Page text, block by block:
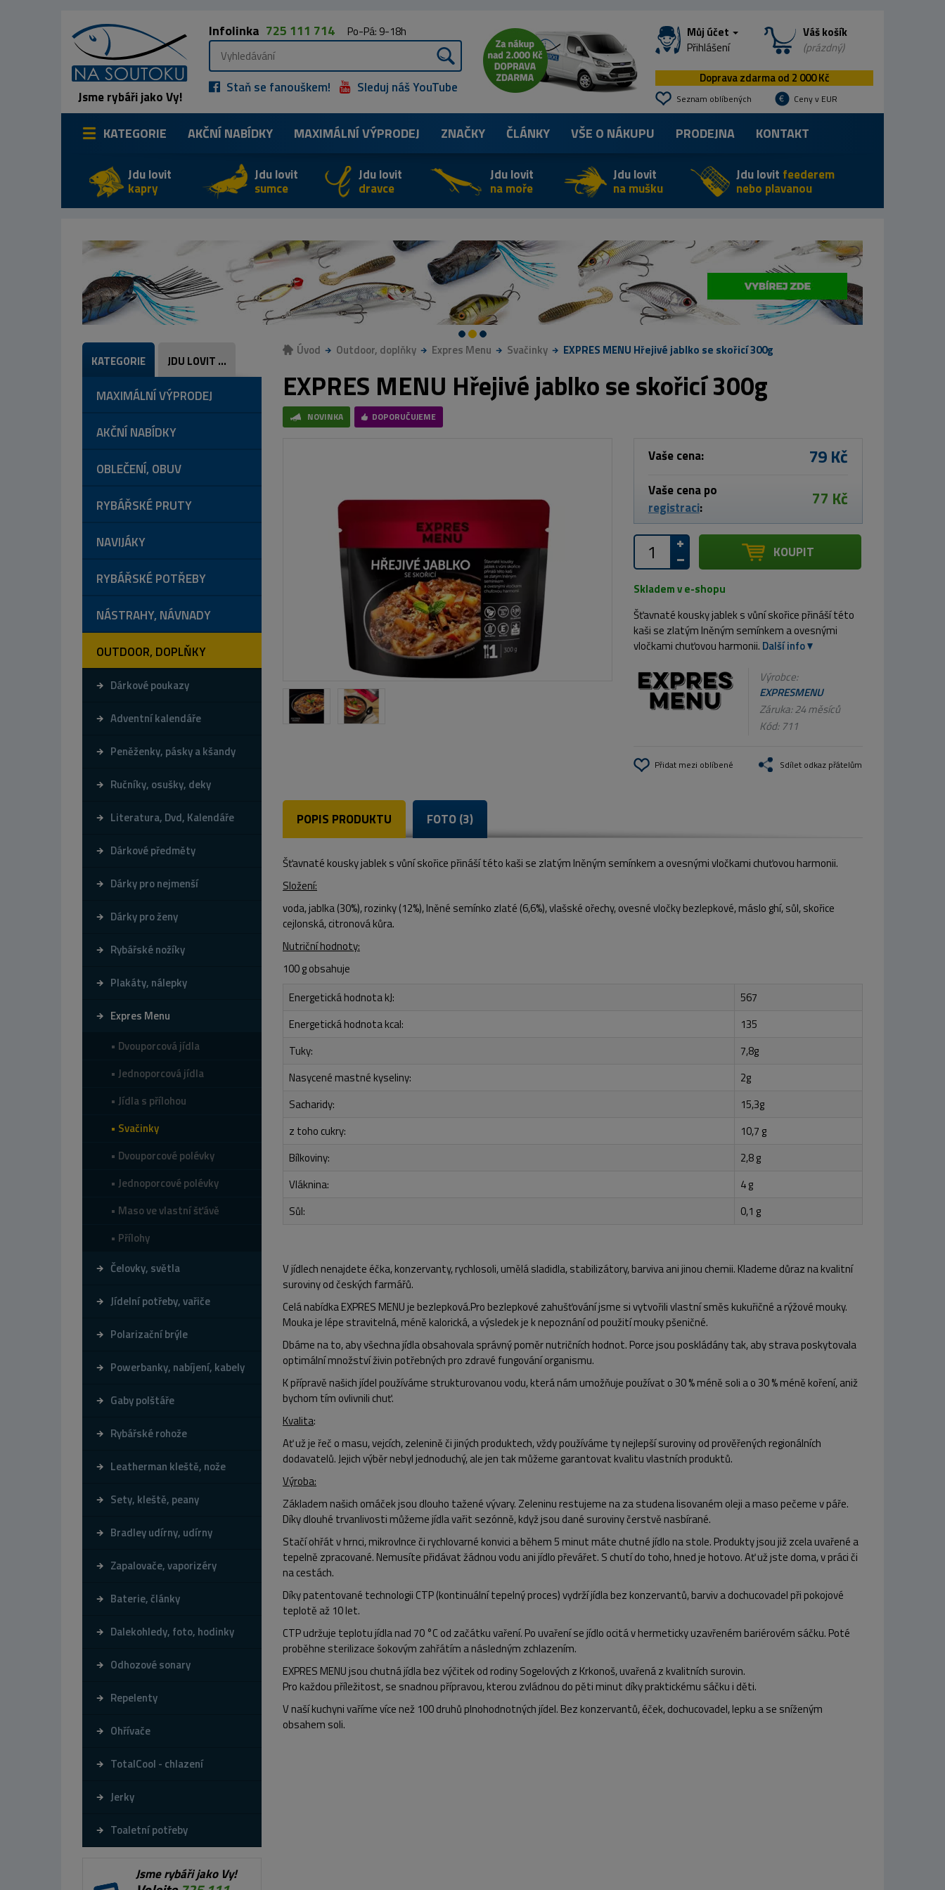
Jsme rybáři jako Vy!
Infolinka 725 111 714 Po-Pá: 9-18h
Staň se fanouškem! Sleduj náš YouTube
Můj účet
Přihlášení
Váš košík
(prázdný)
Doprava zdarma od 2 000 Kč
Seznam oblíbených Ceny v EUR
KATEGORIE AKČNÍ NABÍDKY MAXIMÁLNÍVÝPRODEJ ZNAČKY ČLÁNKY VŠE O NÁKUPU PRODEJNA KONTAKT
Jdu lovit
kapry
Jdu lovit
sumce
Jdu lovit
dravce
Jdu lovit
na moře
Jdu lovit
na mušku
Jdu lovit feederem
nebo plavanou
KATEGORIE JDU LOVIT ...
MAXIMÁLNÍ VÝPRODEJ
AKČNÍ NABÍDKY
OBLEČENÍ, OBUV
RYBÁŘSKÉ PRUTY
NAVIJÁKY
RYBÁŘSKÉ POTŘEBY
NÁSTRAHY, NÁVNADY
OUTDOOR, DOPLŇKY
Dárkové poukazy
Adventní kalendáře
Peněženky, pásky a kšandy
Ručníky, osušky, deky
Literatura, Dvd, Kalendáře
Dárkové předměty
Dárky pro nejmenší
Dárky pro ženy
Rybářské nožíky
Plakáty, nálepky
Expres Menu
Dvouporcová jídla
Jednoporcová jídla
Jídla s přílohou
Svačinky
Dvouporcové polévky
Jednoporcové polévky
Maso ve vlastní šťávě
Přílohy
Čelovky, světla
Jídelní potřeby, vařiče
Polarizační brýle
Powerbanky, nabíjení, kabely
Gaby polštáře
Rybářské rohože
Leatherman kleště, nože
Sety, kleště, peany
Bradley udírny, udírny
Zapalovače, vaporizéry
Baterie, články
Dalekohledy, foto, hodinky
Odhozové sonary
Repelenty
Ohřívače
TotalCool - chlazení
Jerky
Toaletní potřeby
Jsme rybáři jako Vy!
Úvod Outdoor, doplňky Expres Menu Svačinky EXPRES MENU Hřejivé jablko se skořicí 300g
EXPRES MENU Hřejivé jablko se skořicí 300g
NOVINKA DOPORUČUJEME
Vaše cena: 79 Kč
Vaše cena po
registraci: 77 Kč
KOUPIT
Skladem v e-shopu
Šťavnaté kousky jablek s vůní skořice přináší této
kaši se zlatým lněným semínkem a ovesnými
vločkami chuťovou harmonii. Další info
Výrobce:
EXPRESMENU
Záruka: 24 měsíců
Kód: 711
Přidat mezi oblíbené Sdílet odkaz přátelům
POPIS PRODUKTU FOTO (3)
Šťavnaté kousky jablek s vůní skořice přináší této kaši se zlatým lněným semínkem a ovesnými vločkami chuťovou harmonii.
Složení:
voda, jablka (30%), rozinky (12%), lněné semínko zlaté (6,6%),vlašské ořechy, ovesné vločky bezlepkové, máslo ghí, sůl, skořice
cejlonská, citronová kůra.
Nutriční hodnoty:
100 g obsahuje
Energetická hodnota kJ:
567
Energetická hodnota kcal:
135
Tuky:
7,8g
Nasycené mastné kyseliny:
2g
Sacharidy:
15,3g
z toho cukry:
10,7 g
Bílkoviny:
2,8 g
Vláknina:
4 g
Sůl:
0,1 g
V jídlech nenajdete éčka, konzervanty, rychlosoli, umělá sladidla, stabilizátory, barviva ani jinou chemii. Klademe důraz na kvalitní
suroviny od českých farmářů.
Celá nabídkaEXPRES MENUje bezlepková.Pro bezlepkové zahušťování jsme si vytvořilivlastní směs kukuřičné a rýžové mouky.
Mouka je lépe stravitelná, méně kalorická, a výsledek je k nepoznání od použití mouky pšeničné.
Dbáme na to, aby všechna jídla obsahovalasprávný poměr nutričních hodnot. Porce jsou poskládány tak, aby strava poskytovala
optimální množství živin potřebných pro zdravé fungování organismu.
K přípravě našich jídel používáme strukturovanou vodu, která nám umožňuje používat o 30 % méně soli a o 30 % méně koření, aniž
bychom tím ovlivnili chuť.
Kvalita:
Ať už je řeč o masu, vejcích, zelenině či jiných produktech, vždypoužíváme ty nejlepší surovinyod prověřených regionálních
dodavatelů. Jejich výběr nebyl jednoduchý, ale jen tak můžeme garantovat kvalitu vlastních produktů.
Výroba:
Základem našich omáček jsou dlouho tažené vývary. Zeleninu restujeme na za studena lisovaném oleji amaso pečeme v páře.
Díky dlouhé trvanlivosti můžeme jídla vařit sezónně, když jsou dané suroviny čerstvě nasbírané.
Stačí ohřátv hrnci, mikrovlnce či rychlovarné konvici a během 5 minut máte chutné jídlo na stole. Produkty jsou již zcela uvařené a
tepelně zpracované. Nemusíte přidávat žádnou vodu ani jídlo převářet. S chutí do toho, hned je hotovo. Ať už jste doma, v práci či
na cestách.
Díky patentované technologii CTP(kontinuální tepelný proces)vydrží jídlabez konzervantů, barviv a dochucovadel při pokojové
teplotě až 10 let.
CTP udržuje teplotu jídla nad 70 °C od začátku vaření. Po uvaření se jídlo ocitá v hermeticky uzavřeném bariérovém sáčku. Poté
proběhne sterilizace šokovým zahřátím a následným zchlazením.
EXPRES MENU jsou chutná jídla bez výčitekod rodiny Sogelových z Krkonoš, uvařená z kvalitních surovin.
Pro každou příležitost, se snadnou přípravou, kterou zvládnou do pěti minut díky praktickému sáčku i děti.
V naší kuchyni vaříme více než 100 druhů plnohodnotných jídel. Bez konzervantů, éček, dochucovadel, lepku a se sníženým
obsahem soli.